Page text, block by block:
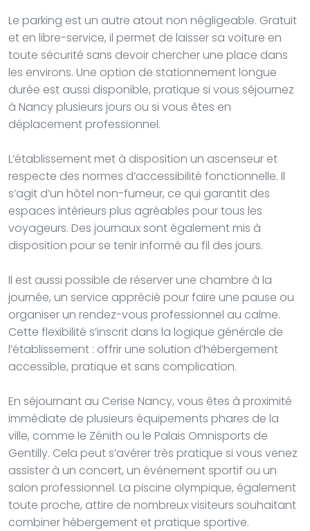
Le parking est un autre atout non négligeable. Gratuit
et en libre-service, il permet de laisser sa voiture en
toute sécurité sans devoir chercher une place dans
les environs. Une option de stationnement longue
durée est aussi disponible, pratique si vous séjournez
à Nancy plusieurs jours ou si vous êtes en
déplacement professionnel.
L’établissement met à disposition un ascenseur et
respecte des normes d’accessibilité fonctionnelle. Il
s’agit d’un hôtel non-fumeur, ce qui garantit des
espaces intérieurs plus agréables pour tous les
voyageurs. Des journaux sont également mis à
disposition pour se tenir informé au fil des jours.
Il est aussi possible de réserver une chambre à la
journée, un service apprécié pour faire une pause ou
organiser un rendez-vous professionnel au calme.
Cette flexibilité s’inscrit dans la logique générale de
l’établissement : offrir une solution d’hébergement
accessible, pratique et sans complication.
En séjournant au Cerise Nancy, vous êtes à proximité
immédiate de plusieurs équipements phares de la
ville, comme le Zénith ou le Palais Omnisports de
Gentilly. Cela peut s’avérer très pratique si vous venez
assister à un concert, un événement sportif ou un
salon professionnel. La piscine olympique, également
toute proche, attire de nombreux visiteurs souhaitant
combiner hébergement et pratique sportive.